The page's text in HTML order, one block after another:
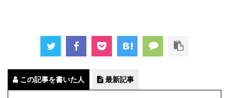
この記事を書いた人 最新記事